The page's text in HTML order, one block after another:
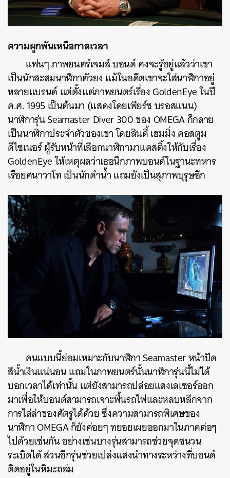
ความผูกพันเหนือกาลเวลา
แฟนๆ ภาพยนตร์เจมส์ บอนด์ คงจะรู้อยู่แล้วว่าเขา
เป็นนักสะสมนาฬิกาตัวยง แม้ในอดีตเขาจะใส่นาฬิกาอยู่
หลายแบรนด์ แต่ตั้งแต่ภาพยนตร์เรื่อง GoldenEye ในปี
ค.ศ. 1995 เป็นต้นมา (แสดงโดยเพียร์ซ บรอสแนน)
นาฬิการุ่น Seamaster Diver 300 ของ OMEGA ก็กลาย
เป็นนาฬิกาประจำตัวของเขา โดยลินดี้ เฮมมิ่ง คอสตูม
ดีไซเนอร์ ผู้รับหน้าที่เลือกนาฬิกามาแคสติ้งให้กับเรื่อง
GoldenEye ให้เหตุผลว่าเธอนึกภาพบอนด์ในฐานะทหาร
เรือยศนาวาโท เป็นนักดำน้ำ แถมยังเป็นสุภาพบุรุษอีก
คนแบบนี้ย่อมเหมาะกับนาฬิกา Seamaster หน้าปัด
สีน้ำเงินแน่นอน แถมในภาพยนตร์นั้นนาฬิการุ่นนี้ไม่ได้
บอกเวลาได้เท่านั้น แต่ยังสามารถปล่อยแสงเลเซอร์ออก
มาเพื่อให้บอนด์สามารถเจาะพื้นรถไฟและหลบหลีกจาก
การไล่ล่าของศัตรูได้ด้วย ซึ่งความสามารถพิเศษของ
นาฬิกา OMEGA ก็ยังค่อยๆ ทยอยเผยออกมาในภาคต่อๆ
ไปด้วยเช่นกัน อย่างเช่นบางรุ่นสามารถช่วยจุดชนวน
ระเบิดได้ ส่วนอีกรุ่นช่วยเปล่งแสงนำทางระหว่างที่บอนด์
ติดอยู่ในหิมะถล่ม